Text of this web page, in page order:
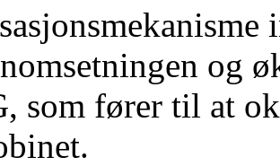
og
som fører til at